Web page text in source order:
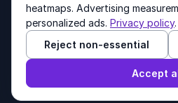
Other products by GenText Group:
© 2026 GenText Group
heatmaps. Advertising
personalized ads. Privacy policy.
Reject non-essential
Accept